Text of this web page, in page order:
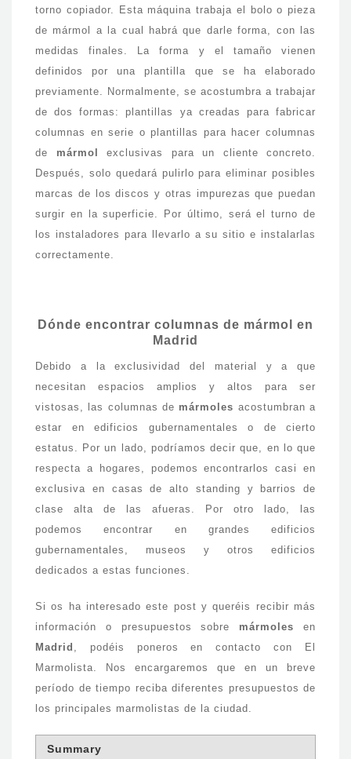
torno copiador. Esta máquina trabaja el bolo o pieza
de mármol a la cual habrá que darle forma, con las
medidas finales. La forma y el tamaño vienen
definidos por una plantilla que se ha elaborado
previamente. Normalmente, se acostumbra a trabajar
de dos formas: plantillas ya creadas para fabricar
columnas en serie o plantillas para hacer columnas
de mármol
exclusivas para un cliente concreto.
Después, solo quedará pulirlo para eliminar posibles
marcas de los discos y otras impurezas que puedan
surgir en la superficie. Por último, será el turno de
los instaladores para llevarlo a su sitio e instalarlas
correctamente.
Dónde encontrar columnas de mármol en
Madrid
Debido a la exclusividad del material y a que
necesitan espacios amplios y altos para ser
vistosas, las columnas de mármoles acostumbran a
estar en edificios gubernamentales o de cierto
estatus. Por un lado, podríamos decir que, en lo que
respecta a hogares, podemos encontrarlos casi en
exclusiva en casas de alto standing y barrios de
clase alta de las afueras. Por otro lado, las
podemos encontrar en grandes edificios
gubernamentales, museos y otros edificios
dedicados a estas funciones.
Si os ha interesado este post y queréis recibir más
información o presupuestos sobre mármoles en
Madrid , podéis poneros en contacto con El
Marmolista. Nos encargaremos que en un breve
período de tiempo reciba diferentes presupuestos de
los principales marmolistas de la ciudad.
Summary